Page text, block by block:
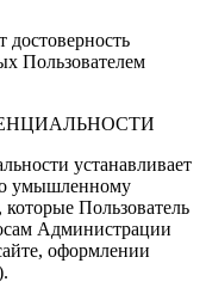
достоверность
Пользователем
устанавливает
умышленному
Пользователь
Администрации
оформлении